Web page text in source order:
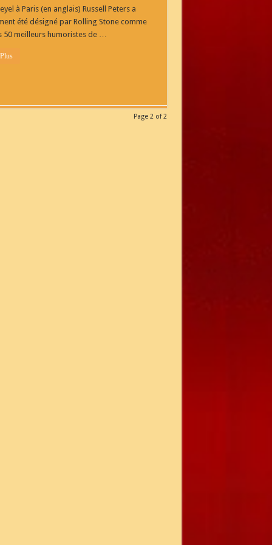
World
Tour »
à Paris (en anglais) Russell Peters a
été désigné par Rolling Stone comme
50 meilleurs humoristes de …
Page 2 of 2